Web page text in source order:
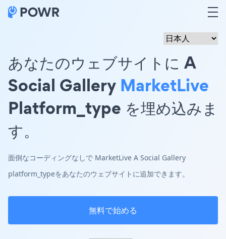
あなたのウェブサイトに A
Social Gallery MarketLive
Platform_type を埋め込みま
す。
面倒なコーディングなしで MarketLive A Social Gallery
platform_typeをあなたのウェブサイトに追加できます。
無料で始める